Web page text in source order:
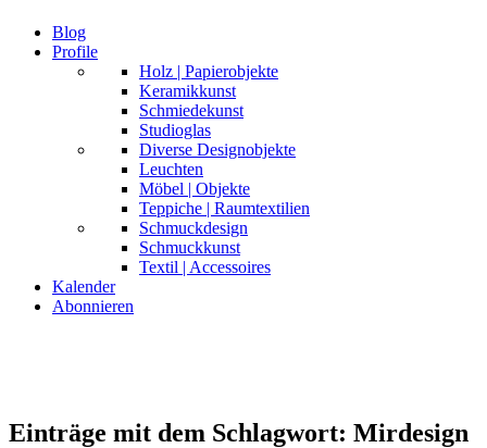
Blog
Profile
Holz | Papierobjekte
Keramikkunst
Schmiedekunst
Studioglas
Diverse Designobjekte
Leuchten
Möbel | Objekte
Teppiche | Raumtextilien
Schmuckdesign
Schmuckkunst
Textil | Accessoires
Kalender
Abonnieren
Einträge mit dem Schlagwort: Mirdesign